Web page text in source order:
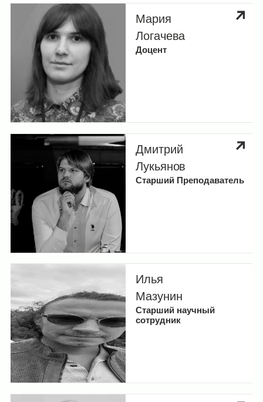
Мария
Логачева
Доцент
Дмитрий
Лукьянов
Старший Преподаватель
Илья
Мазунин
Старший научный
сотрудник